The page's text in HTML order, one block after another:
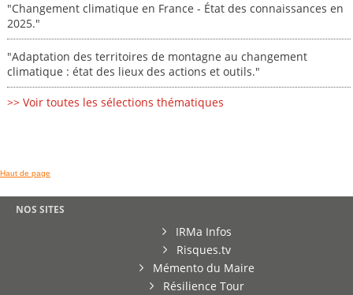
"Changement climatique en France - État des connaissances en
2025."
"Adaptation des territoires de montagne au changement
climatique : état des lieux des actions et outils."
>> Voir toutes les sélections thématiques
Haut de page
NOS SITES
IRMa Infos
Risques.tv
Mémento du Maire
Résilience Tour